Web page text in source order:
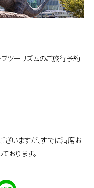
ツーリズムのご旅行予約
いますが、すでに満席お
おります。